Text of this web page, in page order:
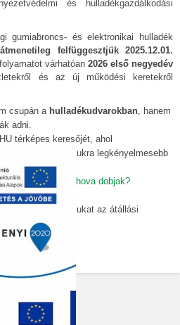
és hulladékgazdálkodási
gumiabroncs- és elektronikai hulladék
átmenetileg felfüggesztjük 2025.12.01.
várhatóan 2026 első negyedév
és az új működési keretekről
csupán a hulladékudvarokban, hanem
adni.
térképes keresőjét, ahol
a számukra legkényelmesebb
kereső
MOHU | Mit hova dobjak?
és támogatásukat az átállási